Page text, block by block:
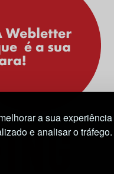
a sua
e analisar o tráfego.